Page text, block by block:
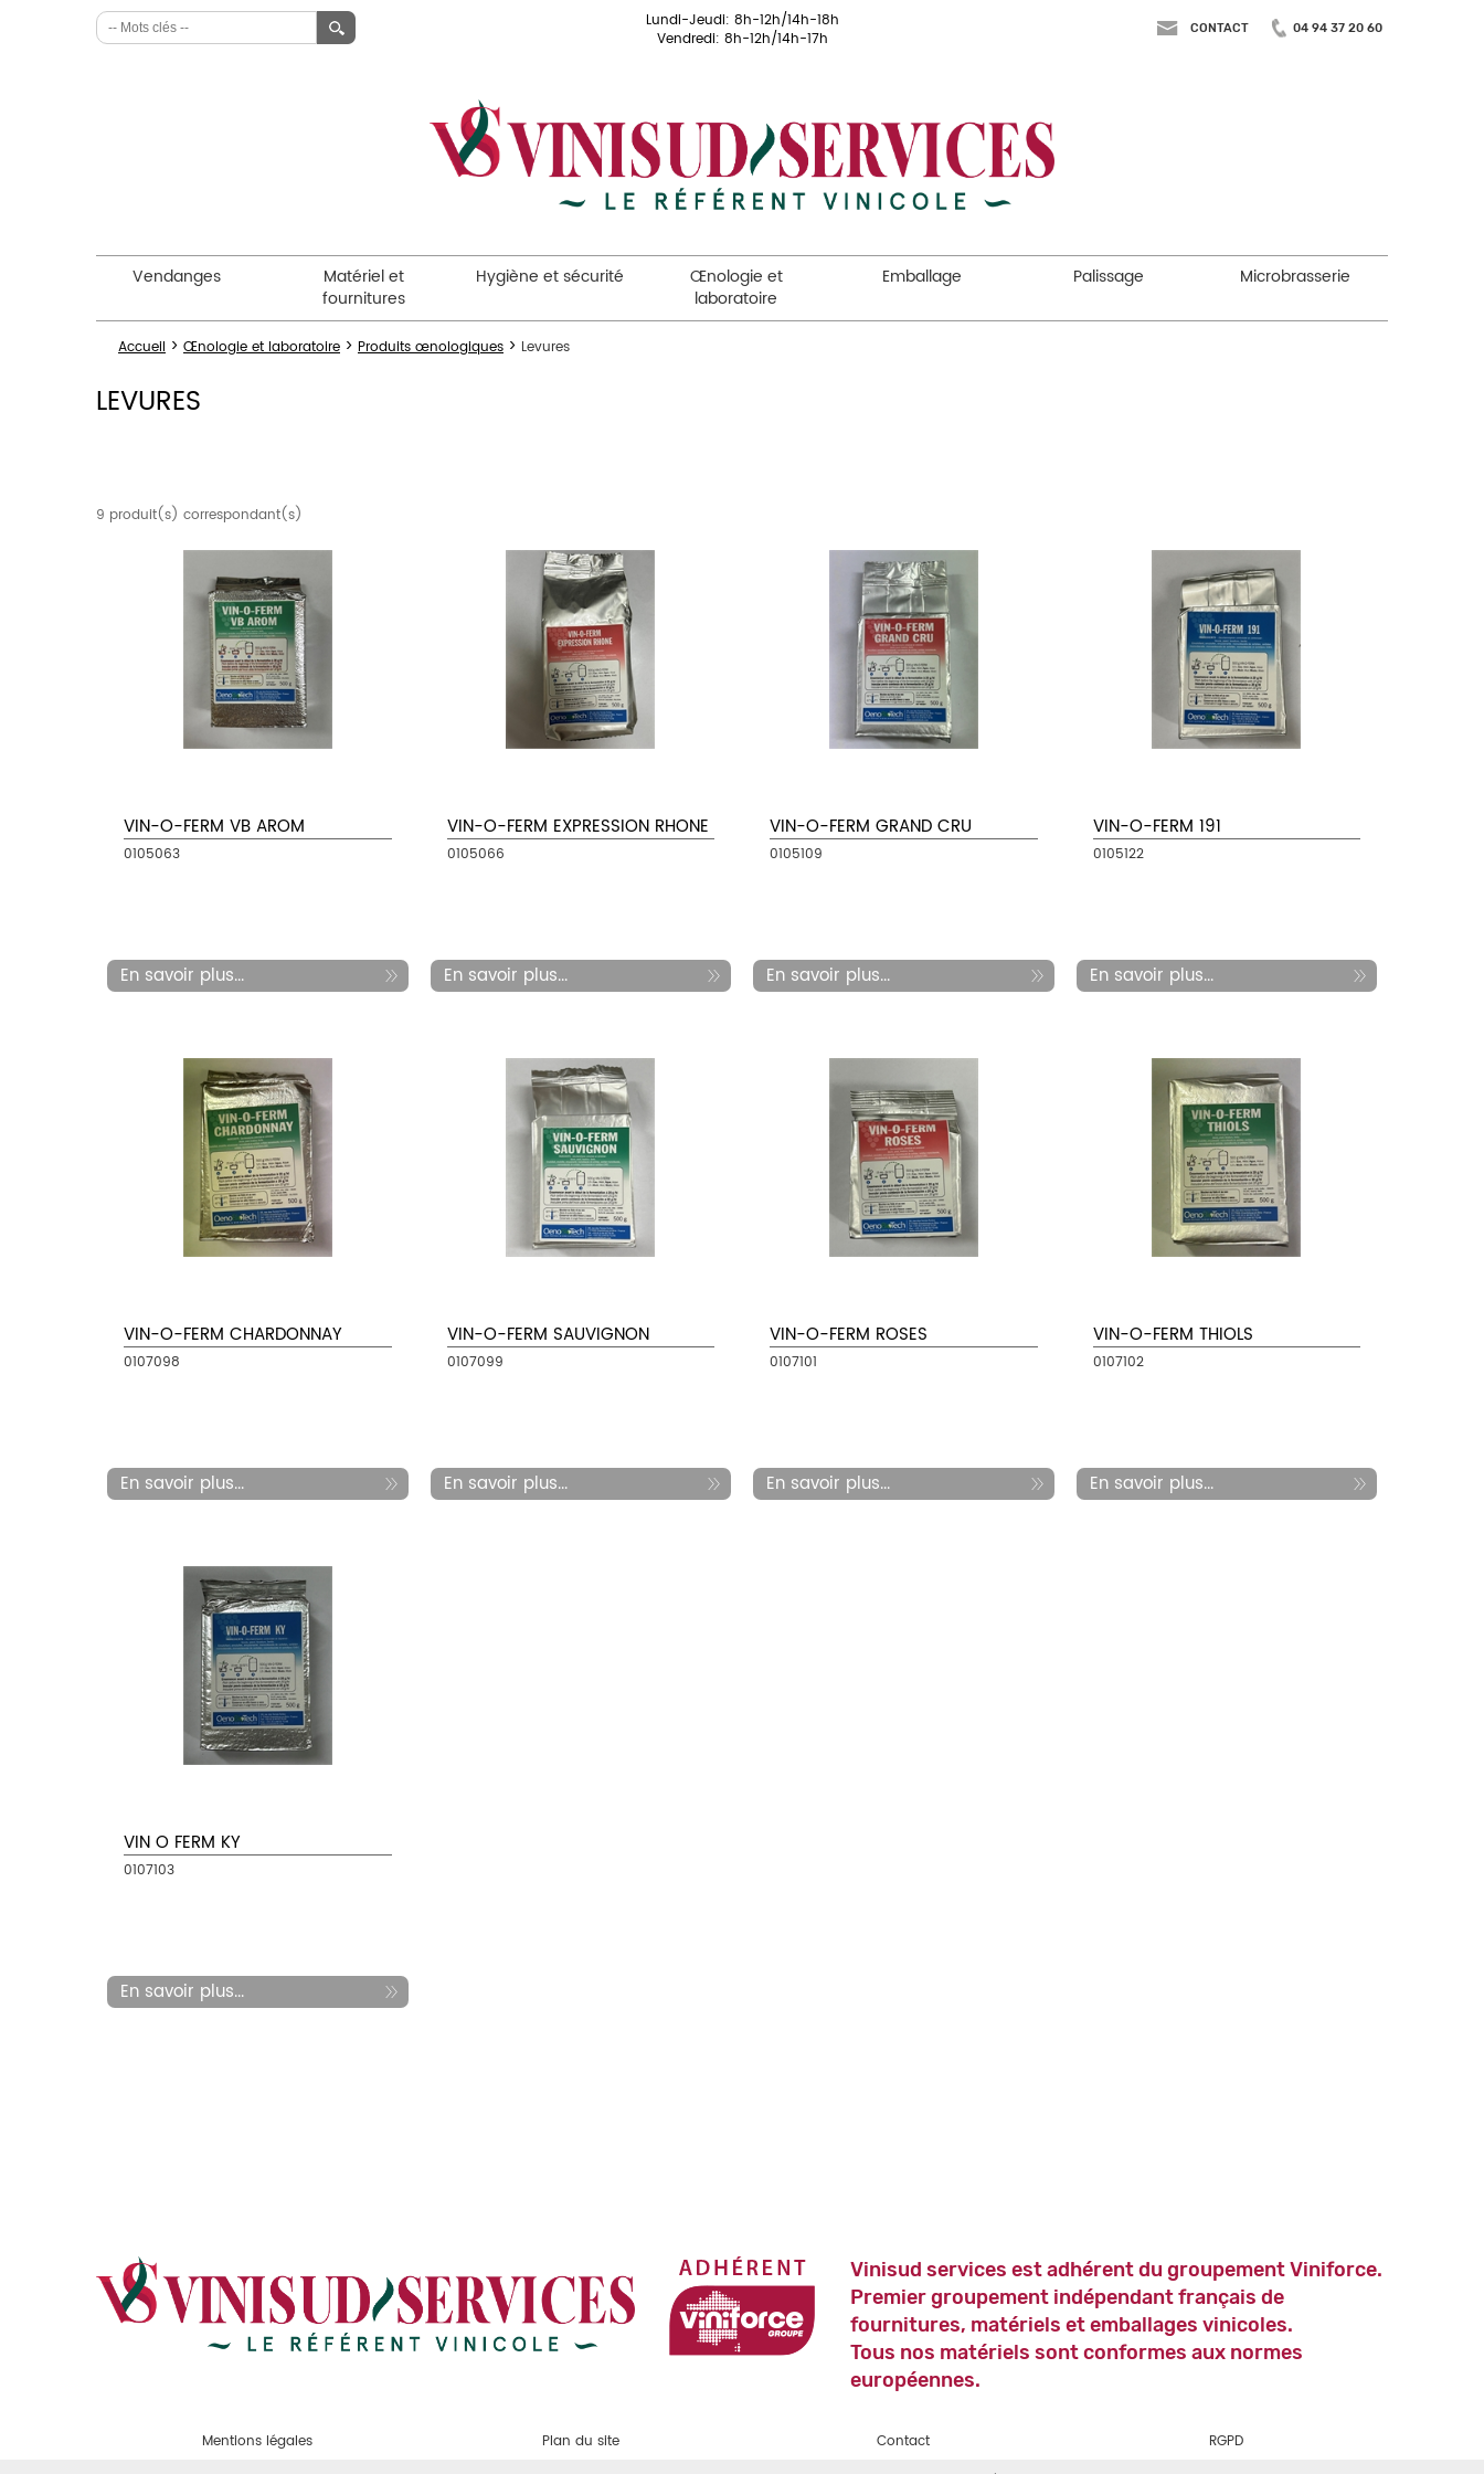
Lundi-Jeudi: 8h-12h/14h-18h
Vendredi: 8h-12h/14h-17h
04 94 37 20 60
CONTACT
Vendanges
Matériel et
fournitures
Hygiène et sécurité
Œnologie et
laboratoire
Emballage Palissage Microbrasserie
Accueil > Œnologie et laboratoire > Produits œnologiques > Levures
LEVURES
9 produit(s) correspondant(s)
VIN-O-FERM VB AROM
0105063
En savoir plus...
VIN-O-FERM EXPRESSION RHONE
0105066
En savoir plus...
VIN-O-FERM GRAND CRU
0105109
En savoir plus...
VIN-O-FERM 191
0105122
En savoir plus...
VIN-O-FERM CHARDONNAY
0107098
En savoir plus...
VIN-O-FERM SAUVIGNON
0107099
En savoir plus...
VIN-O-FERM ROSES
0107101
En savoir plus...
VIN-O-FERM THIOLS
0107102
En savoir plus...
VIN O FERM KY
0107103
En savoir plus...
Vinisud services est adhérent du groupement Viniforce.
Premier groupement indépendant français de
fournitures, matériels et emballages vinicoles.
Tous nos matériels sont conformes aux normes
européennes.
Mentions légales Plan du site Contact RGPD